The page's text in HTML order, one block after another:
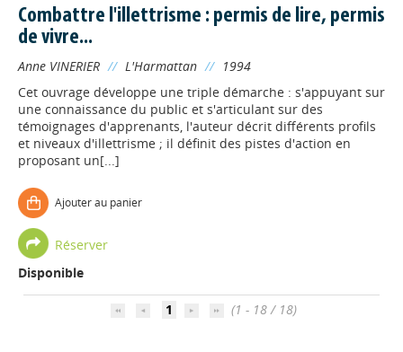
Combattre l'illettrisme : permis de lire, permis
de vivre...
Anne VINERIER // L'Harmattan // 1994
Cet ouvrage développe une triple démarche : s'appuyant sur
une connaissance du public et s'articulant sur des
témoignages d'apprenants, l'auteur décrit différents profils
et niveaux d'illettrisme ; il définit des pistes d'action en
proposant un[...]
Ajouter au panier
Réserver
Disponible
1 (1 - 18 / 18)
Appels à projets
déconnecter)